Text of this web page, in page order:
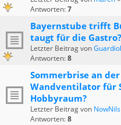
Antworten:7
Bayernstube trifft
taugt für die Gastro?
Letzter Beitrag von
Antworten:8
Sommerbrise an
Wandventilator für
Hobbyraum?
Letzter Beitrag von NowNils
Antworten:8